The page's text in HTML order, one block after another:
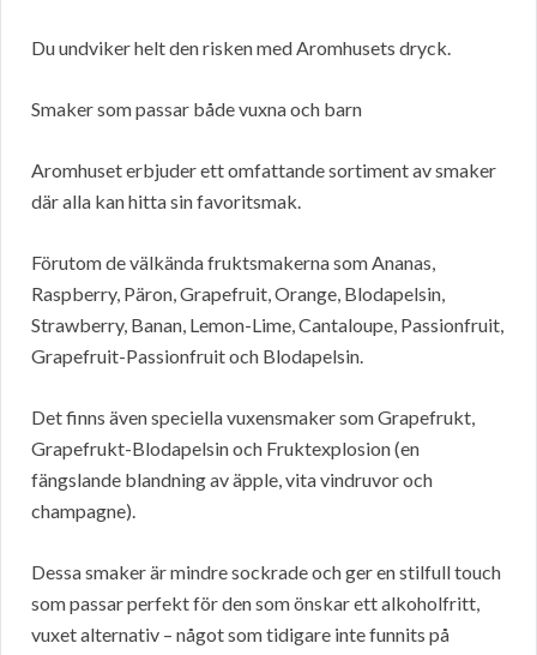
Du undviker helt den risken med Aromhusets dryck.
Smaker som passar både vuxna och barn
Aromhuset erbjuder ett omfattande sortiment av smaker
där alla kan hitta sin favoritsmak.
Förutom de välkända fruktsmakerna som Ananas,
Raspberry, Päron, Grapefruit, Orange, Blodapelsin,
Strawberry, Banan, Lemon-Lime, Cantaloupe, Passionfruit,
Grapefruit-Passionfruit och Blodapelsin.
Det finns även speciella vuxensmaker som Grapefrukt,
Grapefrukt-Blodapelsin och Fruktexplosion (en
fängslande blandning av äpple, vita vindruvor och
champagne).
Dessa smaker är mindre sockrade och ger en stilfull touch
som passar perfekt för den som önskar ett alkoholfritt,
vuxet alternativ – något som tidigare inte funnits på